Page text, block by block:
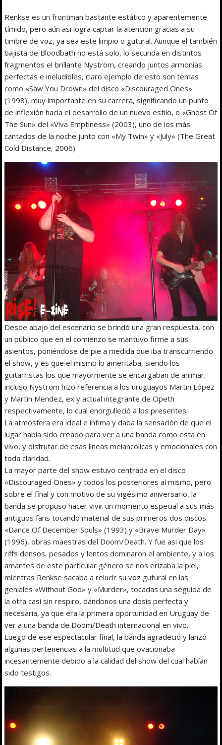
Renkse es un frontman bastante estático y aparentemente
tímido, pero aún asi logra captar la atención gracias a su
timbre de voz, ya sea este limpio o gutural. Aunque el también
bajista de Bloodbath no está solo, lo secunda en distintos
fragmentos el brillante Nyström, creando juntos armonías
perfectas e ineludibles, claro ejemplo de esto son temas
como «Saw You Drown» del disco «Discouraged Ones»
(1998), muy importante en su carrera, significando un punto
de inflexión hacia el desarrollo de un nuevo estilo, o «Ghost Of
The Sun» del «Viva Emptiness» (2003), uno de los más
cantados de la noche junto con «My Twin» y «July» (The Great
Cold Distance, 2006).
Desde abajo del escenario se brindó una gran respuesta, con
un público que en el comienzo se mantuvo firme a sus
asientos, poniéndose de pie a medida que iba transcurriendo
el show, y es que el mismo lo ameritaba, siendo los
guitarristas los que mayormente se encargaban de animar,
incluso Nyström hizo referencia a los uruguayos Martin López
y Martin Mendez, ex y actual integrante de Opeth
respectivamente, lo cual enorgulleció a los presentes.
La atmósfera era ideal e íntima y daba la sensación de que el
lugar había sido creado para ver a una banda como esta en
vivo, y disfrutar de esas líneas melancólicas y emocionales con
toda claridad.
La mayor parte del show estuvo centrada en el disco
«Discouraged Ones» y todos los posteriores al mismo, pero
sobre el final y con motivo de su vigésimo aniversario, la
banda se propuso hacer vivir un momento especial a sus más
antiguos fans tocando material de sus primeros dos discos:
«Dance Of December Souls» (1993) y «Brave Murder Day»
(1996), obras maestras del Doom/Death. Y fue asi que los
riffs densos, pesados y lentos dominaron el ambiente, y a los
amantes de este particular género se nos erizaba la piel,
mientras Renkse sacaba a relucir su voz gutural en las
geniales «Without God» y «Murder», tocadas una seguida de
la otra casi sin respiro, dándonos una dosis perfecta y
necesaria, ya que era la primera oportunidad en Uruguay de
ver a una banda de Doom/Death internacional en vivo.
Luego de ese espectacular final, la banda agradeció y lanzó
algunas pertenencias a la multitud que ovacionaba
incesantemente debido a la calidad del show del cual habían
sido testigos.